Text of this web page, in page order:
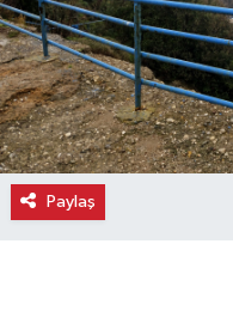
Paylaş
Haber
İlçe Haberleri
Keşfet